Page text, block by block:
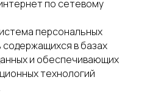
по сетевому
персональных
в базах
и обеспечивающих
технологий